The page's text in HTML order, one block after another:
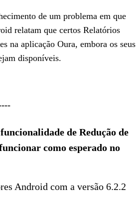
de um problema em que
relatam que certos Relatórios
na aplicação Oura, embora os seus
disponíveis.
de Redução de
como esperado no
Android com a versão 6.2.2